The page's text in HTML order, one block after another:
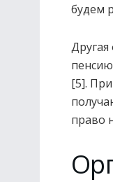
будем
[5].
право